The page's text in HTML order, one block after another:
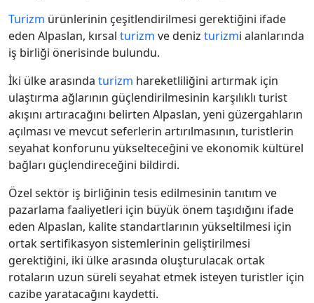
Turizm ürünlerinin çeşitlendirilmesi gerektiğini ifade
eden Alpaslan, kırsal turizm ve deniz turizmi alanlarında
iş birliği önerisinde bulundu.
İki ülke arasında turizm hareketliliğini artırmak için
ulaştırma ağlarının güçlendirilmesinin karşılıklı turist
akışını artıracağını belirten Alpaslan, yeni güzergahların
açılması ve mevcut seferlerin artırılmasının, turistlerin
seyahat konforunu yükselteceğini ve ekonomik kültürel
bağları güçlendireceğini bildirdi.
Özel sektör iş birliğinin tesis edilmesinin tanıtım ve
pazarlama faaliyetleri için büyük önem taşıdığını ifade
eden Alpaslan, kalite standartlarının yükseltilmesi için
ortak sertifikasyon sistemlerinin geliştirilmesi
gerektiğini, iki ülke arasında oluşturulacak ortak
rotaların uzun süreli seyahat etmek isteyen turistler için
cazibe yaratacağını kaydetti.